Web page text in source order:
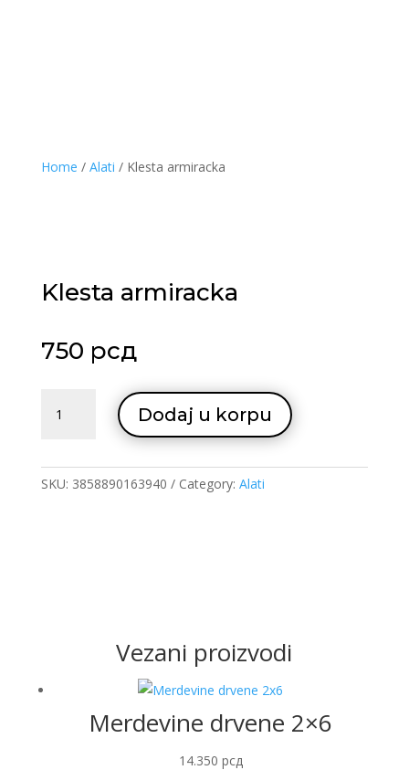
Home / Alati / Klesta armiracka
Klesta armiracka
750 рсд
armiracka
Dodaj u korpu
SKU: 3858890163940 Category: Alati
Vezani proizvodi
Merdevine drvene 2×6
14.350 рсд